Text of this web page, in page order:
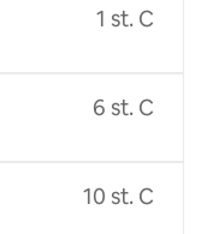
1 st. C
6 st. C
10 st. C